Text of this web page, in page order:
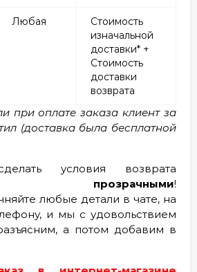
Любая
Стоимость
изначальной
доставки* +
Стоимость
доставки
возврата
при оплате заказа клиент за
(доставка была бесплатной
условия возврата
прозрачными!
любые детали в чате, на
и мы с удовольствием
а потом добавим в